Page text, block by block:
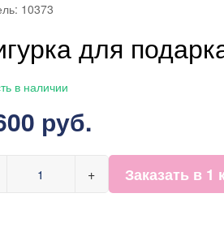
10373
для
в наличии
руб.
+ Заказать в 1